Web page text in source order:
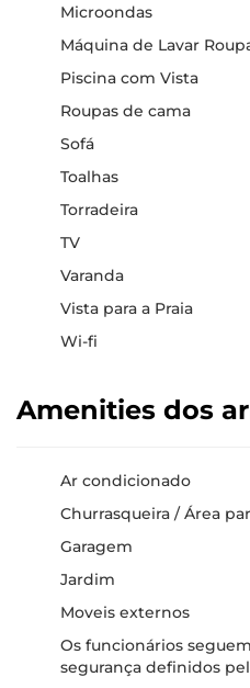
Microondas
Máquina de Lavar
Piscina com Vista
Roupas de cama
Sofá
Toalhas
Torradeira
TV
Varanda
Vista para a Praia
Wi-fi
Amenities dos
Ar condicionado
Churrasqueira / Área
Garagem
Jardim
Moveis externos
Os funcionários
segurança definidos